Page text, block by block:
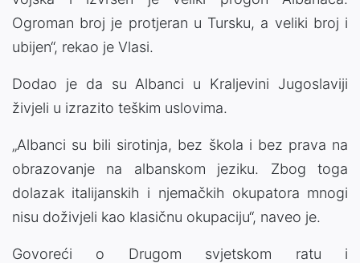
Ogroman broj je protjeran u Tursku, a veliki broj i
ubijen“, rekao je Vlasi.
Dodao je da su Albanci u Kraljevini Jugoslaviji
živjeli u izrazito teškim uslovima.
„Albanci su bili sirotinja, bez škola i bez prava na
obrazovanje na albanskom jeziku. Zbog toga
dolazak italijanskih i njemačkih okupatora mnogi
nisu doživjeli kao klasičnu okupaciju“, naveo je.
Govoreći o Drugom svjetskom ratu i